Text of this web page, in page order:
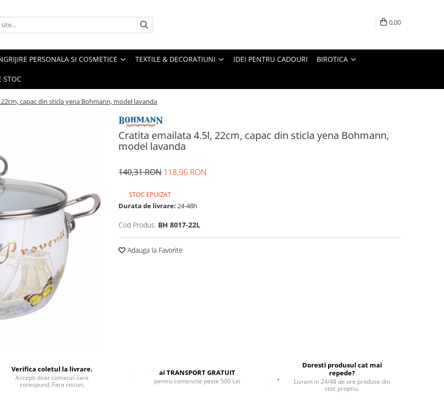
0,00
PERSONALA SI COSMETICE TEXTILE & DECORATIUNI IDEI PENTRU CADOURI BIROTICA
STOC
capac din sticla yena Bohmann, model lavanda
Cratita emailata 4.5l, 22cm, capac din sticla yena Bohmann,
model lavanda
140,31 RON 118,96 RON
STOC EPUIZAT
Durata de livrare: 24-48h
Cod Produs: BH 8017-22L
Adauga la Favorite
Verifica coletul la livrare.
Accepti doar comenzi care
corespund. Fara riscuri.
ai TRANSPORT GRATUIT
pentru comenzile peste 500 Lei
Doresti produsul cat mai
repede?
Livram in 24/48 de ore produse din
stoc propriu.